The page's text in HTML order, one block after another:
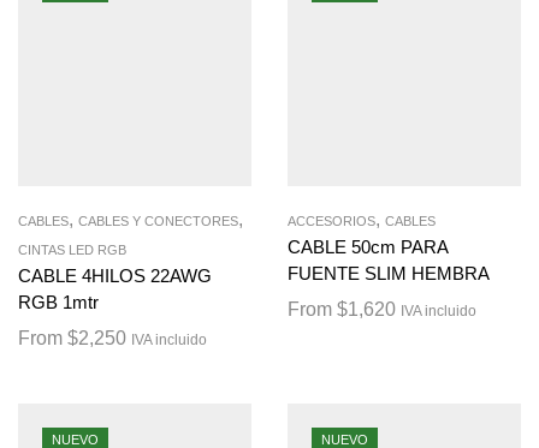
CABLES, CABLES Y CONECTORES,
CINTAS LED RGB
CABLE 4HILOS 22AWG
RGB 1mtr
From $2,250 IVA incluido
ACCESORIOS, CABLES
CABLE 50cm PARA
FUENTE SLIM HEMBRA
From $1,620 IVA incluido
NUEVO NUEVO